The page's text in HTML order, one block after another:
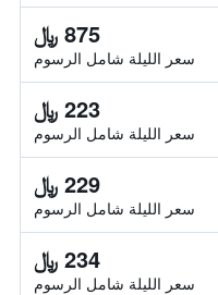
875 ﷼
سعر الليلة شامل الرسوم
223 ﷼
سعر الليلة شامل الرسوم
229 ﷼
سعر الليلة شامل الرسوم
234 ﷼
سعر الليلة شامل الرسوم